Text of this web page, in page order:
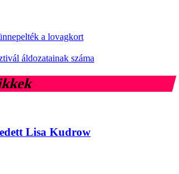
a lovagkort
áldozatainak száma
Lisa Kudrow